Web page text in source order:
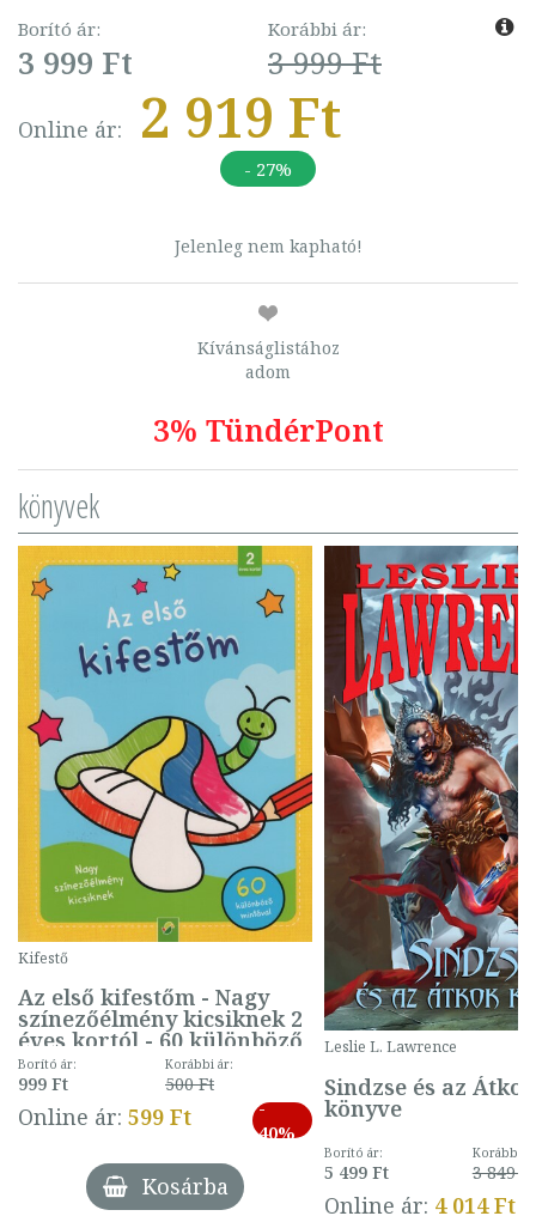
Borító ár:
3 999 Ft
Korábbi ár:
3 999 Ft
Online ár: 2 919 Ft
- 27%
Jelenleg nem kapható!
Kívánságlistához
adom
3% TündérPont
könyvek
Kifestő
Az első kifestőm - Nagy
színezőélmény kicsiknek 2
éves kortól - 60 különböző
mintával (gombás)
Borító ár:
999 Ft
Korábbi ár:
500 Ft
Online ár: 599 Ft
-
40%
Kosárba
Leslie L. Lawrence
Sindzse és az Átkok
könyve
Borító ár:
5 499 Ft
Korábbi
3 849 Ft
Online ár: 4 014 Ft